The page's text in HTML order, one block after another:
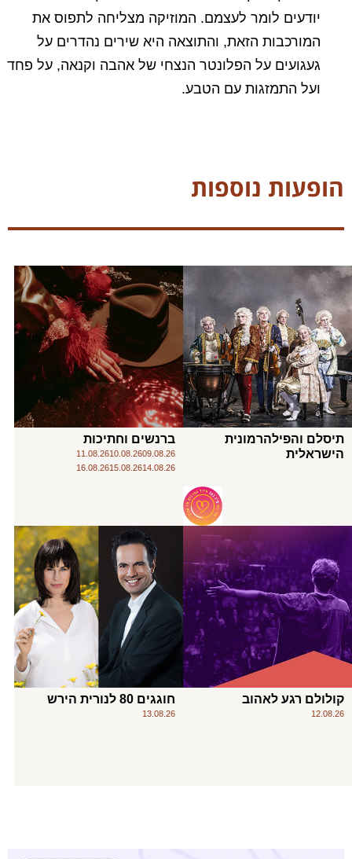
יודעים לומר לעצמם. המוזיקה מצליחה לתפוס את
המורכבות הזאת, והתוצאה היא שירים נהדרים על
געגועים על הפלונטר הנצחי של אהבה וקנאה, על פחד
ועל התמזגות עם הטבע.
הופעות נוספות
תיסלם והפילהרמונית
הישראלית
ברנשים וחתיכות
09.08.26
10.08.26
11.08.26
14.08.26
15.08.26
16.08.26
קולולם רגע לאהוב
12.08.26
חוגגים 80 לנורית הירש
13.08.26